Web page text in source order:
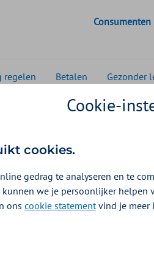
Consumenten
regelen Betalen Gezonder
2026
Cookie-
cookies.
gedrag te analyseren en te
we je persoonlijker helpen
ons cookie statementvind je meer